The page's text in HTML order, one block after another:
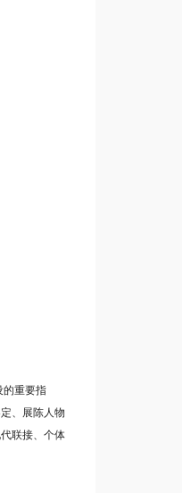
重要指
、展陈人物
联接、个体